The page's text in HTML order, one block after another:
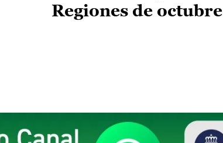
Regiones de octubre